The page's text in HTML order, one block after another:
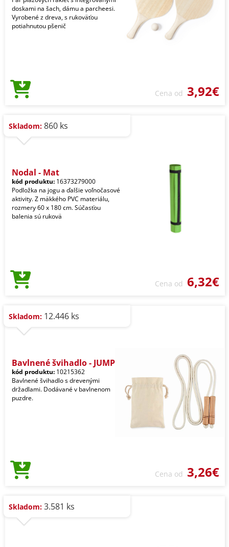
doskami na šach, dámu a parcheesi.
Vyrobené z dreva, s rukoväťou
potiahnutou pšenič
Cena od 3,92€
Skladom: 860 ks
Nodal - Mat
kód produktu: 16373279000
Podložka na jogu a ďalšie voľnočasové
aktivity. Z mäkkého PVC materiálu,
rozmery 60 x 180 cm. Súčasťou
balenia sú rukovä
Cena od 6,32€
Skladom: 12.446 ks
Bavlnené švihadlo - JUMP
kód produktu: 10215362
Bavlnené švihadlo s drevenými
držadlami. Dodávané v bavlnenom
puzdre.
Cena od 3,26€
Skladom: 3.581 ks